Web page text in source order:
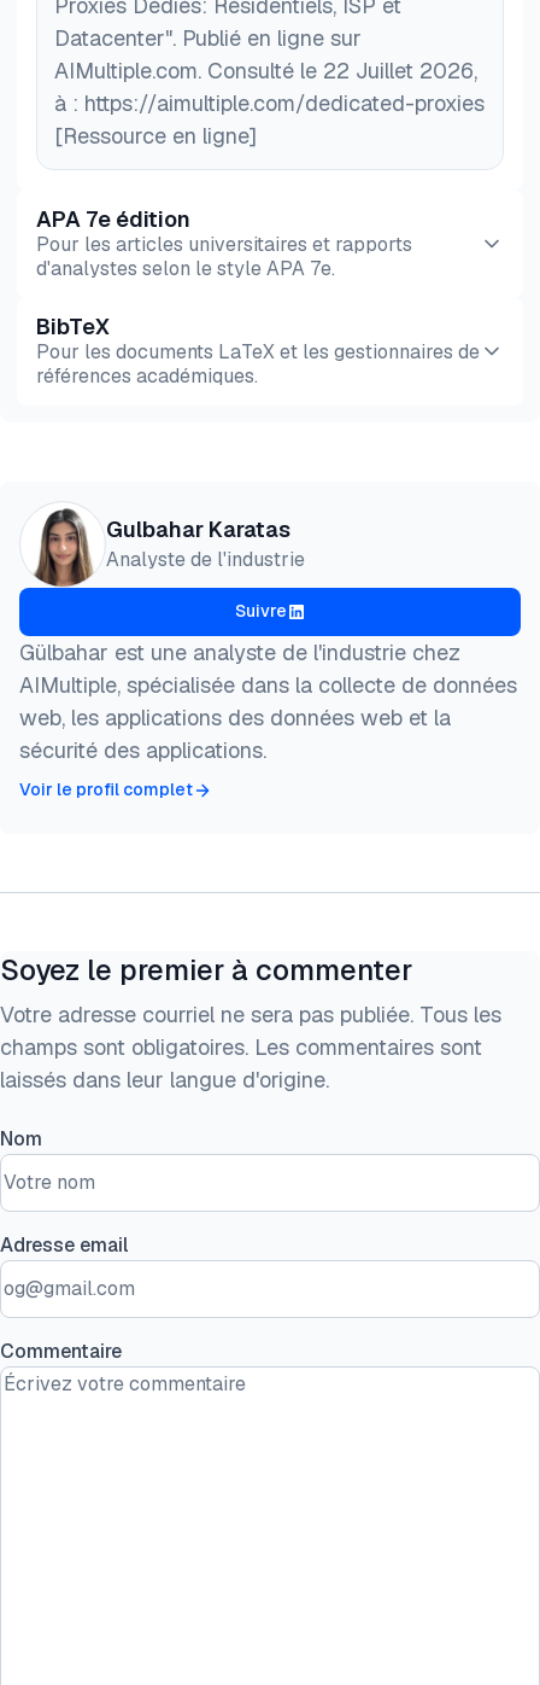
Proxies Dédiés: Résidentiels, ISP et
Datacenter". Publié en ligne sur
AIMultiple.com. Consulté le 22 Juillet 2026,
à : https://aimultiple.com/dedicated-proxies
[Ressource en ligne]
APA 7e édition
Pour les articles universitaires et rapports
d'analystes selon le style APA 7e.
Aperçu HTML Copier
BibTeX
Pour les documents LaTeX et les gestionnaires de
références académiques.
@misc{karatas2026,
  author = {Karatas, Gulbahar},
title  = {{Meilleurs Proxies Dédiés:
  year   = {2026},
howpublished    = {\url{https://aimultiple.com/
note   = {AIMultiple. Consulté le 22 Juillet
}
Gulbahar Karatas
Analyste de l'industrie
Suivre
Gülbahar est une analyste de l'industrie chez
AIMultiple, spécialisée dans la collecte de données
web, les applications des données web et la
sécurité des applications.
Voir le profil complet
Soyez le premier à commenter
Votre adresse courriel ne sera pas publiée. Tous les
champs sont obligatoires. Les commentaires sont
laissés dans leur langue d'origine.
Nom
Adresse email
Commentaire